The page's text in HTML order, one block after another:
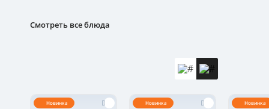
Смотреть все блюда
Новинка Новинка Новинка